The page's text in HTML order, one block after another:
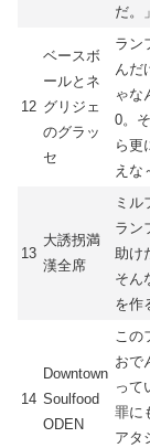
だ。」
12
ベースボ
ールとネ
グリジェ
のグラッ
セ
ラン
んだ
ゃな
0。
ら更
えな
13
大誘拐満
漢全席
ミル
ラン
助け
そん
を作
14
Downtown
Soulfood
ODEN
この
おで
って
罪に
アタ